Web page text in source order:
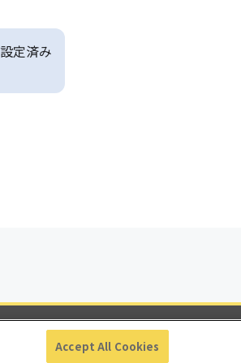
定済み
リティ
Accept All Cookies